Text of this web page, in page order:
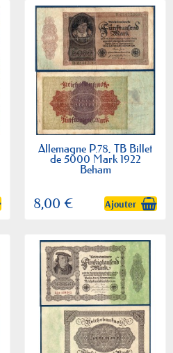
Allemagne P.78, TB Billet
de 5000 Mark 1922
Beham
8,00 € Ajouter